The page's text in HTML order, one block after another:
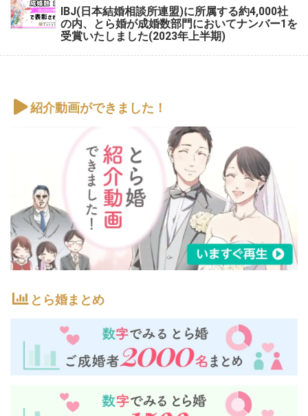
IBJ(日本結婚相談所連盟)に所属する約4,000社
の内、とら婚が成婚数部門においてナンバー1を
受賞いたしました(2023年上半期)
紹介動画ができました！
とら婚まとめ